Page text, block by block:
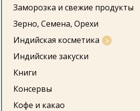
Заморозка и свежие продукты
Зерно, Семена, Орехи
Индийская косметика
Индийские закуски
Книги
Консервы
Кофе и какао